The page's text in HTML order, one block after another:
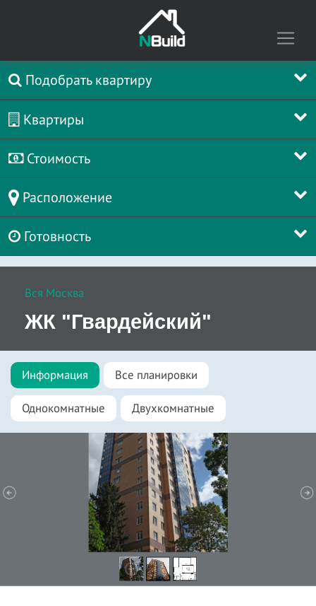
Подобрать квартиру
Квартиры
Стоимость
Расположение
Готовность
Вся Москва
ЖК "Гвардейский"
Информация Все планировки
Однокомнатные Двухкомнатные